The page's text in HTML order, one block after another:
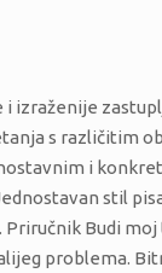
i izraženije
s različitim
i
stil
Budi
problema.